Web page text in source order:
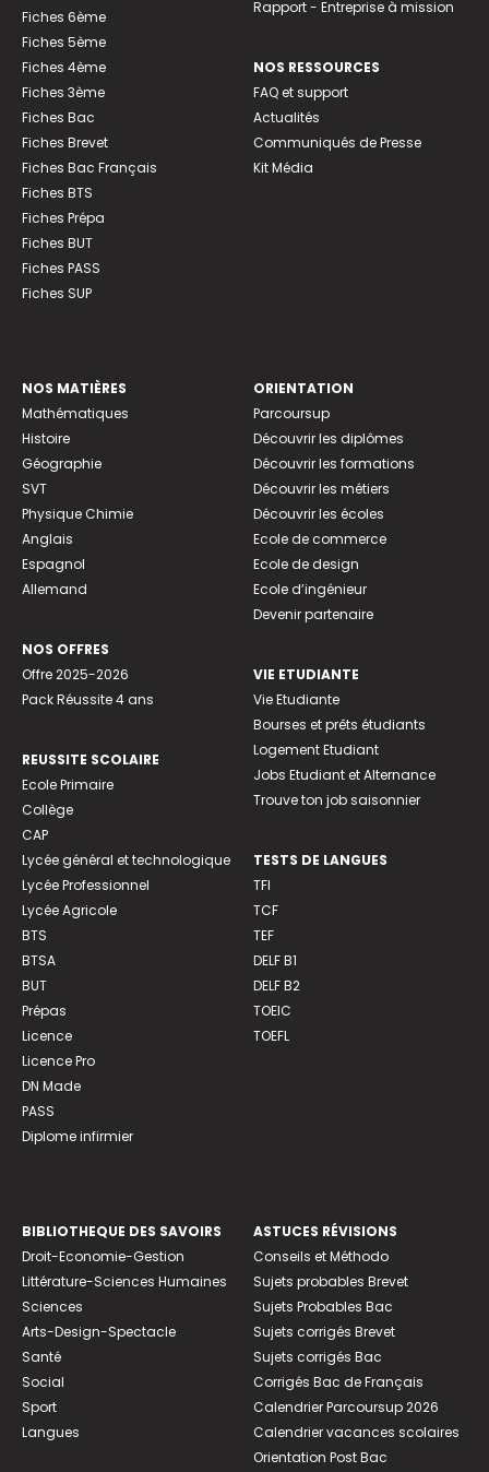
Fiches 6ème
Fiches 5ème
Fiches 4ème
Fiches 3ème
Fiches Bac
Fiches Brevet
Fiches Bac Français
Fiches BTS
Fiches Prépa
Fiches BUT
Fiches PASS
Fiches SUP
Rapport - Entreprise à mission
NOS RESSOURCES
FAQ et support
Actualités
Communiqués de Presse
Kit Média
NOS MATIÈRES
Mathématiques
Histoire
Géographie
SVT
Physique Chimie
Anglais
Espagnol
Allemand
NOS OFFRES
Offre 2025-2026
Pack Réussite 4 ans
REUSSITE SCOLAIRE
Ecole Primaire
Collège
CAP
Lycée général et technologique
Lycée Professionnel
Lycée Agricole
BTS
BTSA
BUT
Prépas
Licence
Licence Pro
DN Made
PASS
Diplome infirmier
ORIENTATION
Parcoursup
Découvrir les diplômes
Découvrir les formations
Découvrir les métiers
Découvrir les écoles
Ecole de commerce
Ecole de design
Ecole d’ingénieur
Devenir partenaire
VIE ETUDIANTE
Vie Etudiante
Bourses et prêts étudiants
Logement Etudiant
Jobs Etudiant et Alternance
Trouve ton job saisonnier
TESTS DE LANGUES
TFI
TCF
TEF
DELF B1
DELF B2
TOEIC
TOEFL
BIBLIOTHEQUE DES SAVOIRS
Droit-Economie-Gestion
Littérature-Sciences Humaines
Sciences
Arts-Design-Spectacle
Santé
Social
Sport
Langues
ASTUCES RÉVISIONS
Conseils et Méthodo
Sujets probables Brevet
Sujets Probables Bac
Sujets corrigés Brevet
Sujets corrigés Bac
Corrigés Bac de Français
Calendrier Parcoursup 2026
Calendrier vacances scolaires
Orientation Post Bac